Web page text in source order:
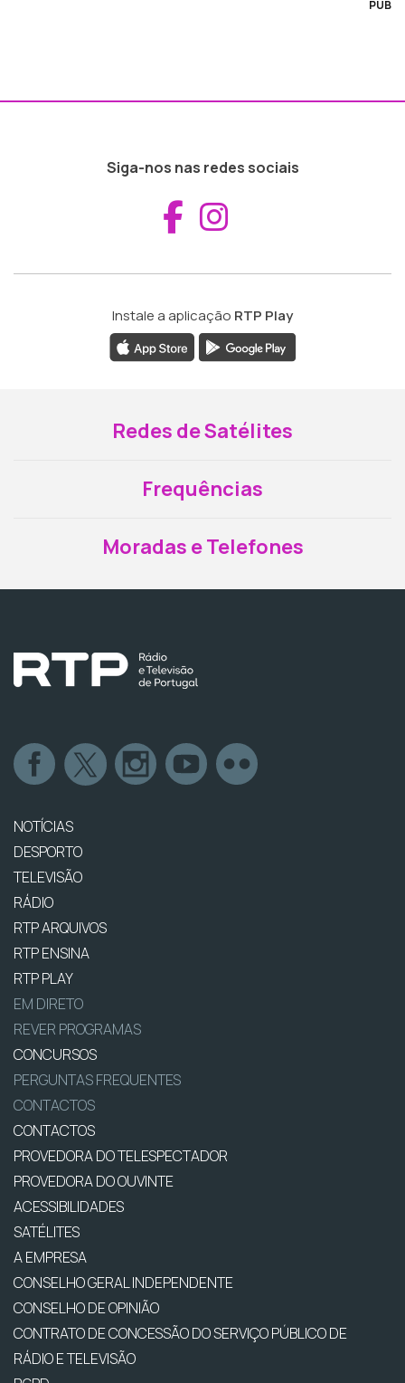
PUB
Siga-nos nas redes sociais
Aceder ao
Instale a aplicação RTP Play
Redes de Satélites
Frequências
Moradas e Telefones
NOTÍCIAS
DESPORTO
TELEVISÃO
RÁDIO
RTP ARQUIVOS
RTP ENSINA
RTP PLAY
EM DIRETO
REVER PROGRAMAS
CONCURSOS
PERGUNTAS FREQUENTES
CONTACTOS
CONTACTOS
PROVEDORA DO TELESPECTADOR
PROVEDORA DO OUVINTE
ACESSIBILIDADES
SATÉLITES
A EMPRESA
CONSELHO GERAL INDEPENDENTE
CONSELHO DE OPINIÃO
CONTRATO DE CONCESSÃO DO SERVIÇO PÚBLICO DE
RÁDIO E TELEVISÃO